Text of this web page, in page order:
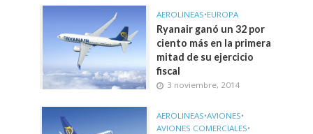
AEROLINEAS•EUROPA
Ryanair ganó un 32 por
ciento más en la primera
mitad de su ejercicio
fiscal
3 noviembre, 2014
AEROLINEAS•AVIONES•
AVIONES COMERCIALES•